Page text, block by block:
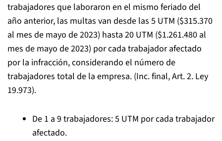
trabajadores que laboraron en el mismo feriado del
año anterior, las multas van desde las 5 UTM ($315.370
al mes de mayo de 2023) hasta 20 UTM ($1.261.480 al
mes de mayo de 2023) por cada trabajador afectado
por la infracción, considerando el número de
trabajadores total de la empresa. (Inc. final, Art. 2. Ley
19.973).
De 1 a 9 trabajadores: 5 UTM por cada trabajador
afectado.